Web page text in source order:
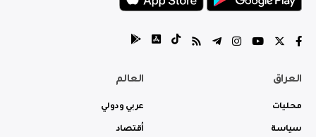
العراق
محليات
سياسة
العالم
عربي ودولي
أقتصاد